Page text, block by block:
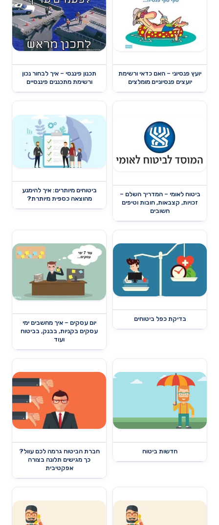
יועץ פנסיוני – האם כדאי ורשימת
יועצים פנסיוניים מומלצים
תכנון פיננסי – איך לבחור נכון
ורשימת מתכננים פיננסיים
ביטוח לאומי – המדריך השלם –
זכויות, קצבאות, חובות וטיפים
חשובים
ביטוחים מיותרים: איך להימנע
מהוצאה כספית מיותרת?
בדיקת כפל ביטוחים
יום עסקים – איך מחשבים ימי
עסקים בקניות, בבנק, בביטוח
ועוד
חדשות ביטוח
חברת הביטוח גרמה לכם עוול?
כך מגישים תלונה בצורה
אפקטיבית